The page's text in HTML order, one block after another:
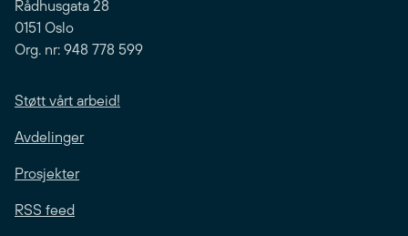
Rådhusgata 28
0151 Oslo
Org. nr: 948 778 599
Støtt vårt arbeid!
Avdelinger
Prosjekter
RSS feed